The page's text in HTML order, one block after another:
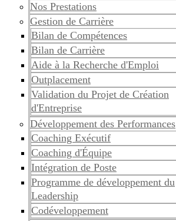
Nos Prestations
Gestion de Carrière
Bilan de Compétences
Bilan de Carrière
Aide à la Recherche d'Emploi
Outplacement
Validation du Projet de Création
d'Entreprise
Développement des Performances
Coaching Exécutif
Coaching d'Équipe
Intégration de Poste
Programme de développement du
Leadership
Codéveloppement